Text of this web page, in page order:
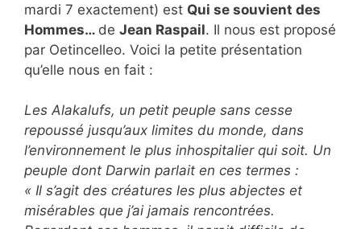
mardi 7 exactement) est Qui se souvient des
Hommes… de Jean Raspail. Il nous est proposé
par Oetincelleo. Voici la petite présentation
qu’elle nous en fait :
Les Alakalufs, un petit peuple sans cesse
repoussé jusqu’aux limites du monde, dans
l’environnement le plus inhospitalier qui soit. Un
peuple dont Darwin parlait en ces termes :
« Il s’agit des créatures les plus abjectes et
misérables que j’ai jamais rencontrées.